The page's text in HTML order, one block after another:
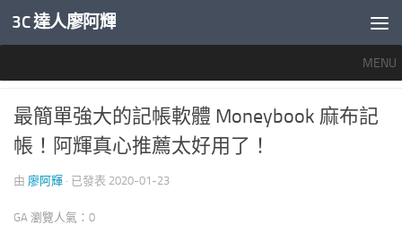
內文下方
3C 達人廖阿輝
MENU
0
最簡單強大的記帳軟體 Moneybook 麻布記
帳！阿輝真心推薦太好用了！
由 廖阿輝 · 已發表 2020-01-23
GA 瀏覽人氣：0